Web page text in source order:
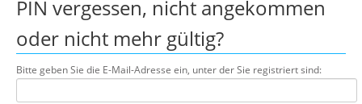
PIN vergessen, nicht angekommen
oder nicht mehr gültig?
Bitte geben Sie die E-Mail-Adresse ein, unter der Sie registriert sind: